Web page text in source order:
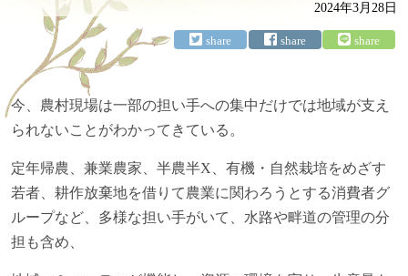
2024年3月28日
今、農村現場は一部の担い手への集中だけでは地域が支え
られないことがわかってきている。
定年帰農、兼業農家、半農半X、有機・自然栽培をめざす
若者、耕作放棄地を借りて農業に関わろうとする消費者グ
ループなど、多様な担い手がいて、水路や畔道の管理の分
担も含め、